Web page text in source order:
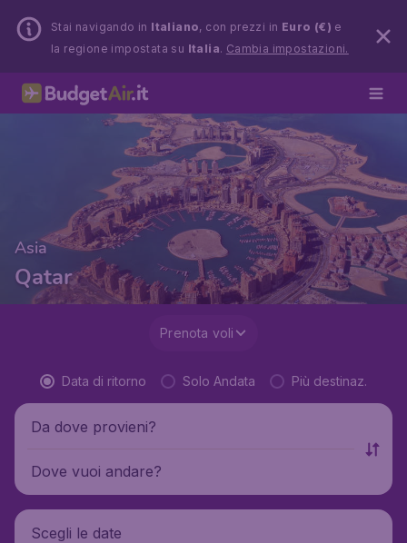
Stai navigando in Italiano, con prezzi in Euro (€) e
la regione impostata su Italia. Cambia impostazioni.
Asia
Qatar
Prenota voli
Data di ritorno Solo Andata Più destinaz.
Da dove provieni?
Dove vuoi andare?
Scegli le date